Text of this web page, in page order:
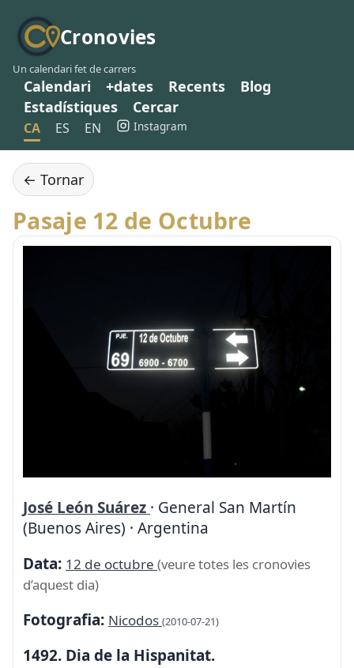
Cronovies
Un calendari fet de carrers
Calendari +dates Recents
Blog
Estadístiques
Cercar
CA ES EN Instagram
← Tornar
Pasaje 12 de Octubre
José León Suárez · General San Martín
(Buenos Aires) · Argentina
Data: 12 de octubre (veure totes les cronovies
d’aquest dia)
Fotografia: Nicodos (2010-07-21)
1492. Dia de la Hispanitat.